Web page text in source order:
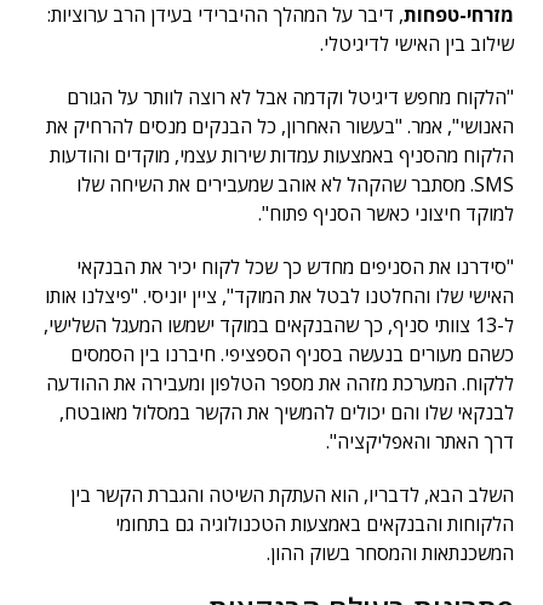
מזרחי-טפחות, דיבר על המהלך ההיברידי בעידן הרב ערוציות:
שילוב בין האישי לדיגיטלי.
"הלקוח מחפש דיגיטל וקדמה אבל לא רוצה לוותר על הגורם
האנושי", אמר. "בעשור האחרון, כל הבנקים מנסים להרחיק את
הלקוח מהסניף באמצעות עמדות שירות עצמי, מוקדים והודעות
SMS. מסתבר שהקהל לא אוהב שמעבירים את השיחה שלו
למוקד חיצוני כאשר הסניף פתוח".
"סידרנו את הסניפים מחדש כך שכל לקוח יכיר את הבנקאי
האישי שלו והחלטנו לבטל את המוקד", ציין יוניסי. "פיצלנו אותו
ל-13 צוותי סניף, כך שהבנקאים במוקד ישמשו המעגל השלישי,
כשהם מעורים בנעשה בסניף הספציפי. חיברנו בין הסמסים
ללקוח. המערכת מזהה את מספר הטלפון ומעבירה את ההודעה
לבנקאי שלו והם יכולים להמשיך את הקשר במסלול מאובטח,
דרך האתר והאפליקציה".
השלב הבא, לדבריו, הוא העתקת השיטה והגברת הקשר בין
הלקוחות והבנקאים באמצעות הטכנולוגיה גם בתחומי
המשכנתאות והמסחר בשוק ההון.